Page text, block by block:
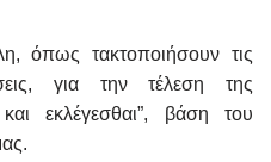
όπως τακτοποιήσουν τις
για την τέλεση της
εκλέγεσθαι”, βάση του